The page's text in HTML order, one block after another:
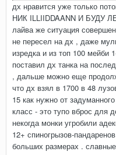
дх нравится уже только
НИК ILLIIDDAANN И БУДУ
лайва же ситуация
не пересел на дх , даже
изредка и из топ 100
поставил дх танка на
, дальше можно еще
что дх взял в 1700 в 48
15 как нужно от
класс - это тупо вброс для
некогда монки угробили
12+ спиногрызов-
больших размерах .